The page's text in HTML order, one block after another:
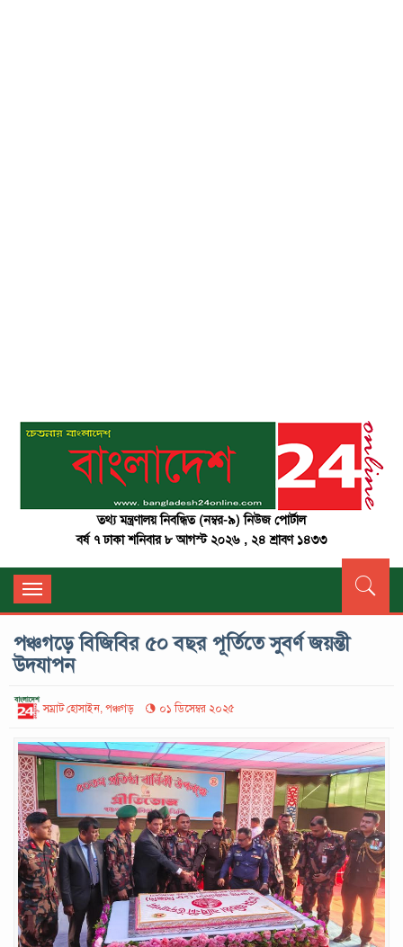
তথ্য মন্ত্রণালয় নিবন্ধিত (নম্বর-৯) নিউজ পোর্টাল
বর্ষ ৭ ঢাকা শনিবার ৮ আগস্ট ২০২৬ , ২৪ শ্রাবণ ১৪৩৩
Toggle
navigation
পঞ্চগড়ে বিজিবির ৫০ বছর পূর্তিতে সুবর্ণ জয়ন্তী
উদযাপন
সম্রাট হোসাইন, পঞ্চগড় ০১ ডিসেম্বর ২০২৫